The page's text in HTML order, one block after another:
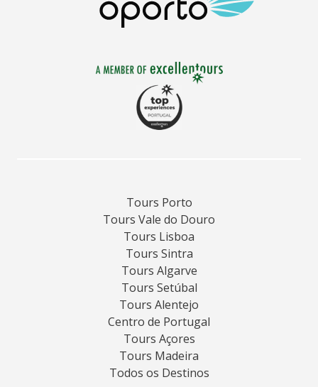
Tours Porto
Tours Vale do Douro
Tours Lisboa
Tours Sintra
Tours Algarve
Tours Setúbal
Tours Alentejo
Centro de Portugal
Tours Açores
Tours Madeira
Todos os Destinos